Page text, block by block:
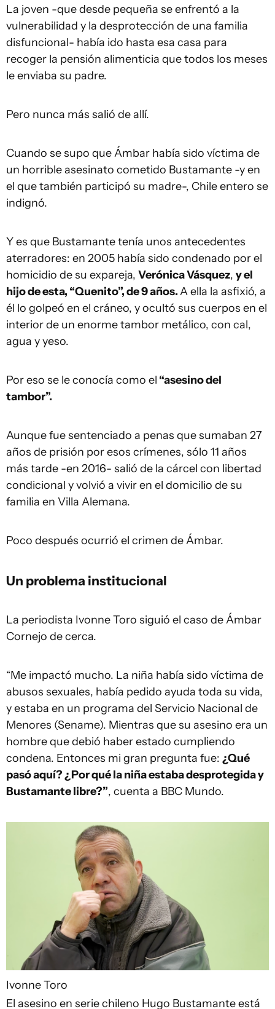
La joven -que desde pequeña se enfrentó a la
vulnerabilidad y la desprotección de una familia
disfuncional- había ido hasta esa casa para
recoger la pensión alimenticia que todos los meses
le enviaba su padre.
Pero nunca más salió de allí.
Cuando se supo que Ámbar había sido víctima de
un horrible asesinato cometido Bustamante -y en
el que también participó su madre-, Chile entero se
indignó.
Y es que Bustamante tenía unos antecedentes
aterradores: en 2005 había sido condenado por el
homicidio de su expareja, Verónica Vásquez, y el
hijo de esta, “Quenito”, de 9 años.A ella la asfixió, a
él lo golpeó en el cráneo, y ocultó sus cuerpos en el
interior de un enorme tambor metálico, con cal,
agua y yeso.
Por eso se le conocía como el “asesino del
tambor”.
Aunque fue sentenciado a penas que sumaban 27
años de prisión por esos crímenes, sólo 11 años
más tarde -en 2016- salió de la cárcel con libertad
condicional y volvió a vivir en el domicilio de su
familia en Villa Alemana.
Poco después ocurrió el crimen de Ámbar.
Un problema institucional
La periodista Ivonne Toro siguió el caso de Ámbar
Cornejo de cerca.
“Me impactó mucho. La niña había sido víctima de
abusos sexuales, había pedido ayuda toda su vida,
y estaba en un programa del Servicio Nacional de
Menores (Sename). Mientras que su asesino era un
hombre que debió haber estado cumpliendo
condena. Entonces mi gran pregunta fue: ¿Qué
pasó aquí? ¿Por qué la niña estaba desprotegida y
Bustamante libre?”, cuenta a BBC Mundo.
Ivonne Toro
El asesino en serie chileno Hugo Bustamante está